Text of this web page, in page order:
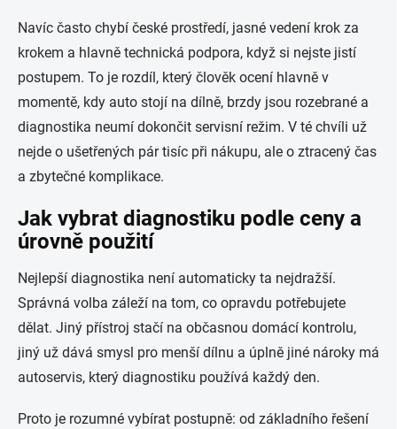
Navíc často chybí české prostředí, jasné vedení krok za
krokem a hlavně technická podpora, když si nejste jistí
postupem. To je rozdíl, který člověk ocení hlavně v
momentě, kdy auto stojí na dílně, brzdy jsou rozebrané a
diagnostika neumí dokončit servisní režim. V té chvíli už
nejde o ušetřených pár tisíc při nákupu, ale o ztracený čas
a zbytečné komplikace.
Jak vybrat diagnostiku podle ceny a
úrovně použití
Nejlepší diagnostika není automaticky ta nejdražší.
Správná volba záleží na tom, co opravdu potřebujete
dělat. Jiný přístroj stačí na občasnou domácí kontrolu,
jiný už dává smysl pro menší dílnu a úplně jiné nároky má
autoservis, který diagnostiku používá každý den.
Proto je rozumné vybírat postupně: od základního řešení